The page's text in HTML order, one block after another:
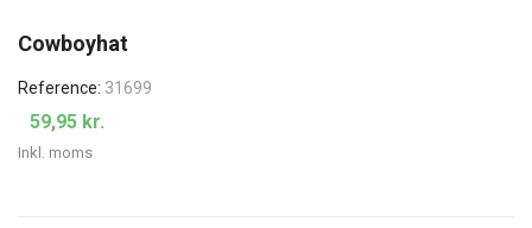
Cowboyhat
Reference: 31699
59,95 kr.
Inkl. moms